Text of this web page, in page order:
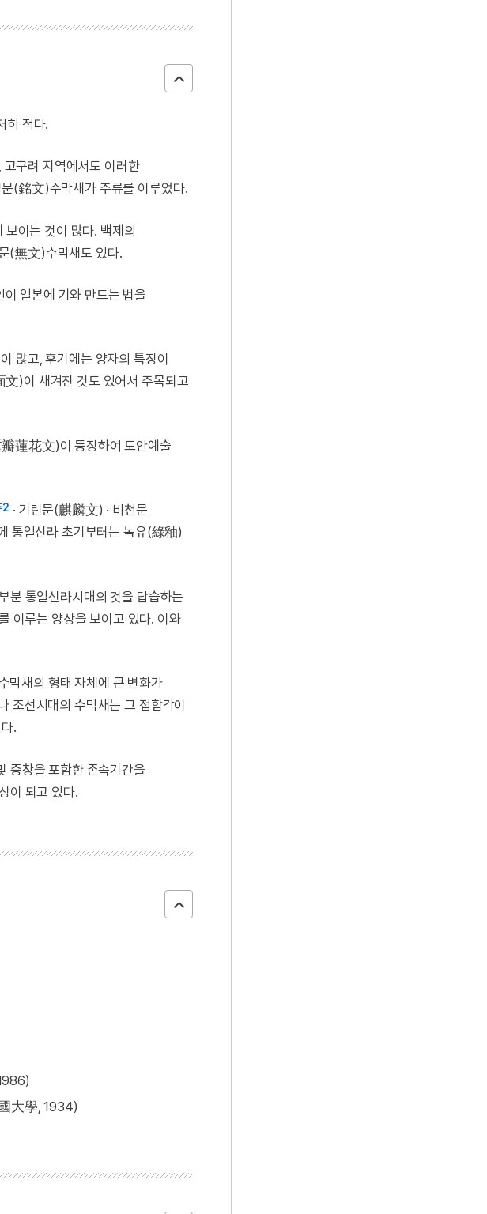
히 적다.
구려 지역에서도 이러한
(銘文)수막새가 주류를 이루었다.
이는 것이 많다. 백제의
(無文)수막새도 있다.
일본에 기와 만드는 법을
많고, 후기에는 양자의 특징이
)이 새겨진 것도 있어서 주목되고
蓮花文)이 등장하여 도안예술
2 · 기린문(麒麟文) · 비천문
통일신라 초기부터는 녹유(綠釉)
분 통일신라시대의 것을 답습하는
이루는 양상을 보이고 있다. 이와
막새의 형태 자체에 큰 변화가
조선시대의 수막새는 그 접합각이
.
중창을 포함한 존속기간을
이 되고 있다.
大學, 1934)